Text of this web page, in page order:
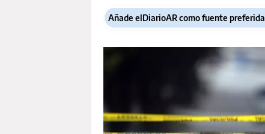
Añade elDiarioAR como fuente preferida